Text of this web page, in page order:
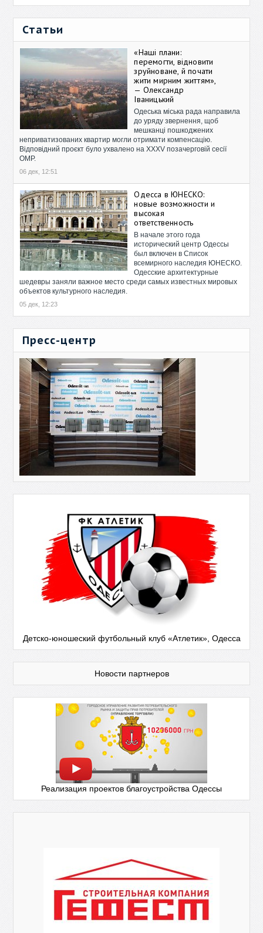
Статьи
«Наші плани:
перемогти, відновити
зруйноване, й почати
жити мирним життям»,
— Олександр
Іваницький
Одеська міська рада направила
до уряду звернення, щоб
мешканці пошкоджених
неприватизованих квартир могли отримати компенсацію.
Відповідний проєкт було ухвалено на XXXV позачерговій сесії
ОМР.
06 дек, 12:51
Одесса в ЮНЕСКО:
новые возможности и
высокая
ответственность
В начале этого года
исторический центр Одессы
был включен в Список
всемирного наследия ЮНЕСКО.
Одесские архитектурные
шедевры заняли важное место среди самых известных мировых
объектов культурного наследия.
05 дек, 12:23
Пресс-центр
Детско-юношеский футбольный клуб «Атлетик», Одесса
Новости партнеров
Реализация проектов благоустройства Одессы